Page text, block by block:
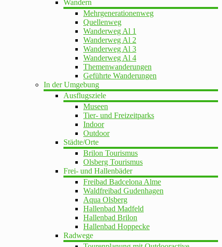
Wandern
Mehrgenerationenweg
Quellenweg
Wanderweg Al 1
Wanderweg Al 2
Wanderweg Al 3
Wanderweg Al 4
Themenwanderungen
Geführte Wanderungen
In der Umgebung
Ausflugsziele
Museen
Tier- und Freizeitparks
Indoor
Outdoor
Städte/Orte
Brilon Tourismus
Olsberg Tourismus
Frei- und Hallenbäder
Freibad Badcelona Alme
Waldfreibad Gudenhagen
Aqua Olsberg
Hallenbad Madfeld
Hallenbad Brilon
Hallenbad Hoppecke
Radwege